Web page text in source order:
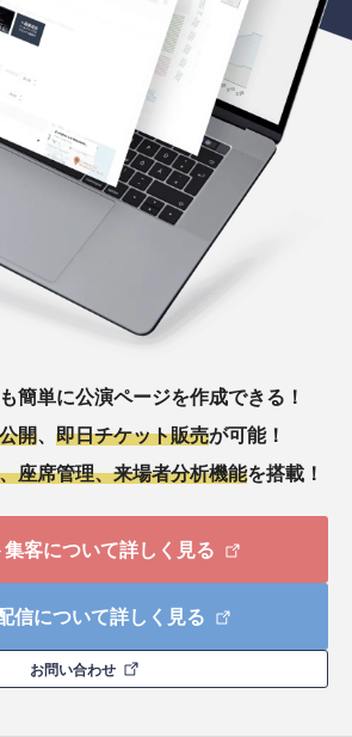
簡単に公演ページを作成できる！
開
即日チケット販売が可能！
座席管理、来場者分析機能を搭載！
集客について詳しく見る
信について詳しく見る
お問い合わせ